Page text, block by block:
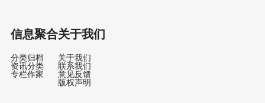
信息聚合
分类归档
资讯分类
专栏作家
关于我们
关于我们
联系我们
意见反馈
版权声明